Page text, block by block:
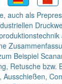
10
-
-
die: 0
auch als
Beispiel
Retusche bzw.
Ausschießen,